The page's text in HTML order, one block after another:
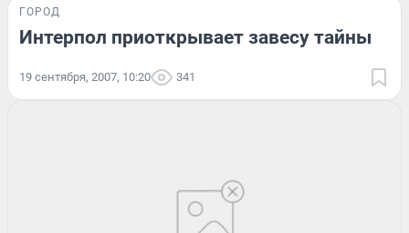
ГОРОД
Интерпол приоткрывает завесу тайны
19 сентября, 2007, 10:20 341